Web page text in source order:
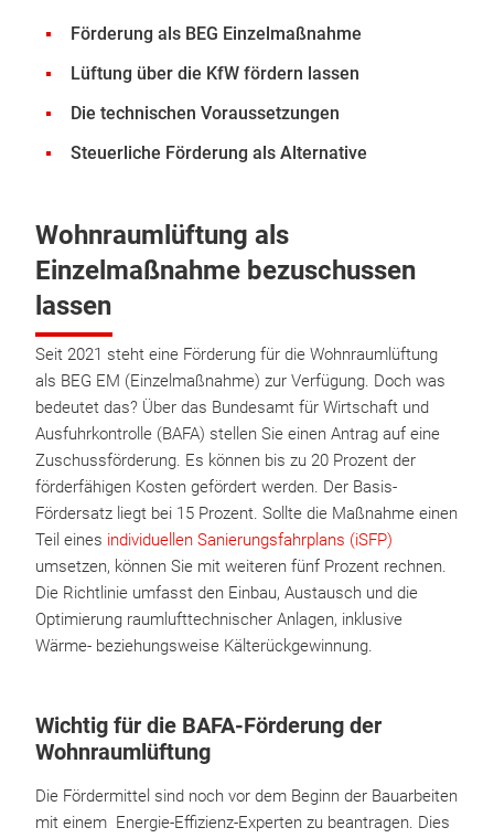
Förderung als BEG Einzelmaßnahme
Lüftung über die KfW fördern lassen
Die technischen Voraussetzungen
Steuerliche Förderung als Alternative
Wohnraumlüftung als
Einzelmaßnahme bezuschussen
lassen
Seit 2021 steht eine Förderung für die Wohnraumlüftung
als BEG EM (Einzelmaßnahme) zur Verfügung. Doch was
bedeutet das? Über das Bundesamt für Wirtschaft und
Ausfuhrkontrolle (BAFA) stellen Sie einen Antrag auf eine
Zuschussförderung. Es können bis zu 20 Prozent der
förderfähigen Kosten gefördert werden. Der Basis-
Fördersatz liegt bei 15 Prozent. Sollte die Maßnahme einen
Teil eines individuellen Sanierungsfahrplans (iSFP)
umsetzen, können Sie mit weiteren fünf Prozent rechnen.
Die Richtlinie umfasst den Einbau, Austausch und die
Optimierung raumlufttechnischer Anlagen, inklusive
Wärme- beziehungsweise Kälterückgewinnung.
Wichtig für die BAFA-Förderung der
Wohnraumlüftung
Die Fördermittel sind noch vor dem Beginn der Bauarbeiten
mit einem Energie-Effizienz-Experten zu beantragen. Dies